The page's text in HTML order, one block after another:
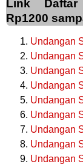
Link Daftar
Rp1200
Undangan
Undangan
Undangan
Undangan
Undangan
Undangan
Undangan
Undangan
Undangan